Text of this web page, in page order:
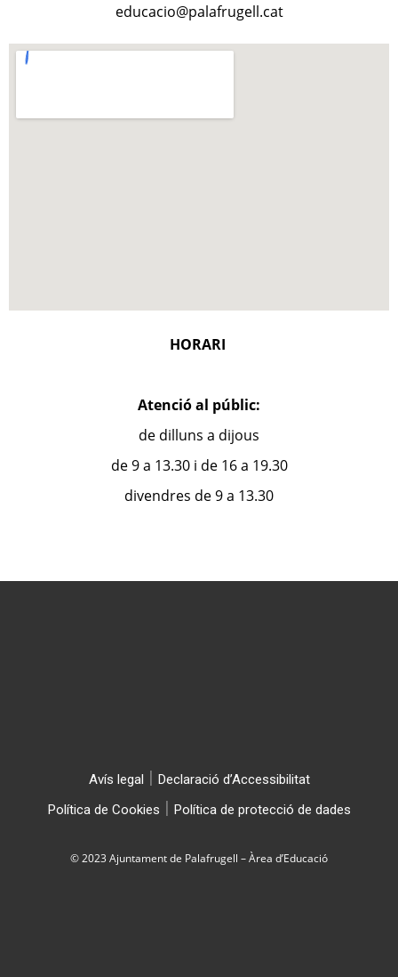
educacio@palafrugell.cat
HORARI
Atenció al públic:
de dilluns a dijous
de 9 a 13.30 i de 16 a 19.30
divendres de 9 a 13.30
Avís legal | Declaració d’Accessibilitat
Política de Cookies | Política de protecció de dades
© 2023 Ajuntament de Palafrugell – Àrea d’Educació